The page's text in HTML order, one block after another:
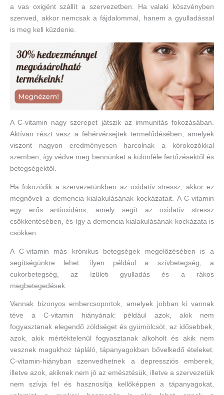
a vas oxigént szállít a szervezetben. Ha valaki köszvényben
szenved, akkor nemcsak a fájdalommal, hanem a gyulladással
is meg kell küzdenie.
A C-vitamin nagy szerepet játszik az immunitás fokozásában.
Aktívan részt vesz a fehérvérsejtek termelődésében, amelyek
viszont nagyon eredményesen harcolnak a kórokozókkal
szemben, így védve meg bennünket a különféle fertőzésektől és
betegségektől.
Ha fokozódik a szervezetünkben az oxidatív stressz, akkor ez
megnöveli a demencia kialakulásának kockázatait. A C-vitamin
egy erős antioxidáns, amely segít az oxidatív stressz
csökkentésében, és így a demencia kialakulásának kockázata is
csökken.
A C-vitamin más krónikus betegségek megelőzésében is a
segítségünkre lehet: ilyen például a szívbetegség, a
cukorbetegség, az ízületi gyulladás és a rákos
megbetegedések.
Vannak bizonyos embercsoportok, amelyek jobban ki vannak
téve a C-vitamin hiányának: például azok, akik nem
fogyasztanak elegendő zöldséget és gyümölcsöt, az idősebbek,
azok, akik mértéktelenül fogyasztanak alkoholt és akik nem
vesznek magukhoz tápláló, tápanyagokban bővelkedő ételeket.
C-vitamin-hiányban szenvedhetnek a depressziós emberek,
illetve azok, akiknek nem jó az emésztésük, illetve a szervezetük
nem szívja fel és hasznosítja kellőképpen a tápanyagokat,